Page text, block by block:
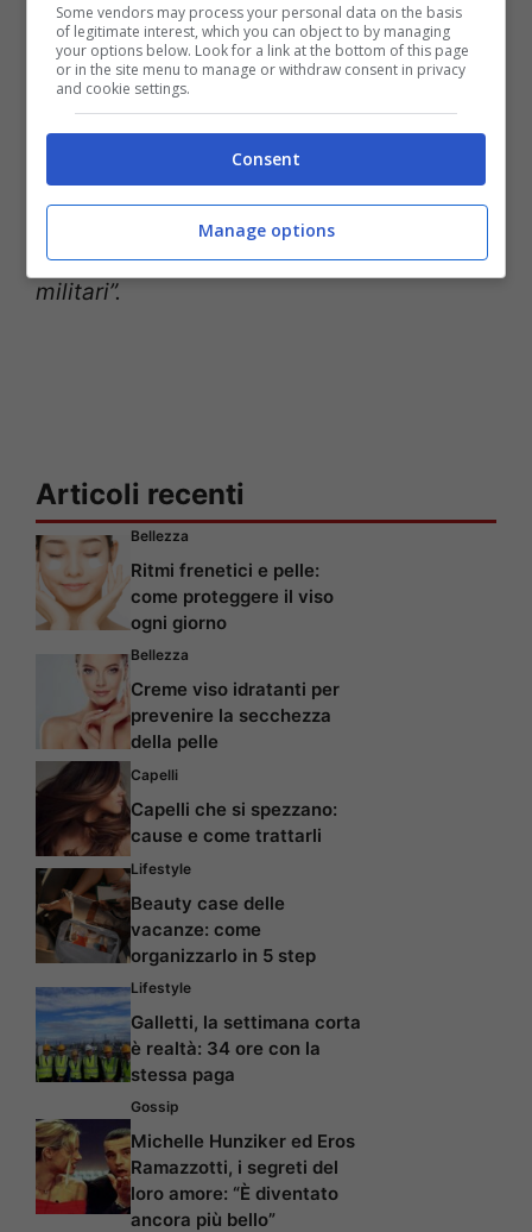
loro lavoro, diffondendo i suoi messaggi.
“Sono ancora il Presidente della Turchia,
resistete al colpo di stato, nelle piazze e
negli aeroporti, date un colpo ai golpisti.
Questo colpo di stato non avrà successo,
voi dovete ribellarvi a queste forze
militari”.
Articoli recenti
Bellezza
Ritmi frenetici e pelle:
come proteggere il viso
ogni giorno
Bellezza
Creme viso idratanti per
prevenire la secchezza
della pelle
Capelli
Capelli che si spezzano:
cause e come trattarli
Lifestyle
Beauty case delle
vacanze: come
organizzarlo in 5 step
Lifestyle
Galletti, la settimana corta
è realtà: 34 ore con la
stessa paga
Gossip
Michelle Hunziker ed Eros
Ramazzotti, i segreti del
loro amore: “È diventato
ancora più bello”
Some vendors may process your personal data on the basis
of legitimate interest, which you can object to by managing
your options below. Look for a link at the bottom of this page
or in the site menu to manage or withdraw consent in privacy
and cookie settings.
Consent
Manage options